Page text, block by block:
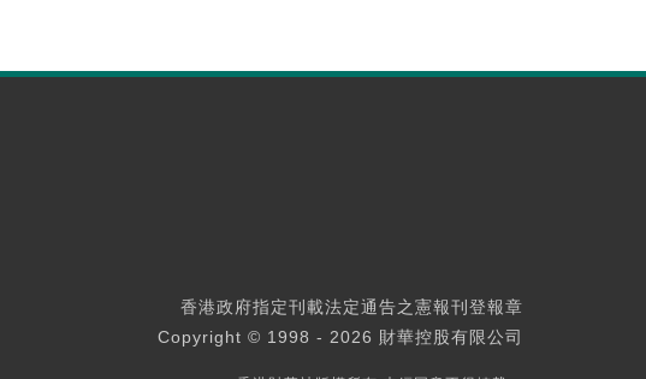
香港政府指定刊載法定通告之憲報刊登報章
Copyright © 1998 - 2026 財華控股有限公司